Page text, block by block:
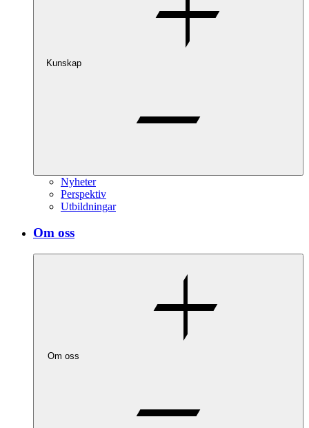
Kunskap
Nyheter
Perspektiv
Utbildningar
Om oss
Om oss